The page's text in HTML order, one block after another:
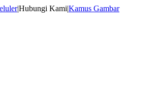
|Hubungi Kami|Kamus Gambar